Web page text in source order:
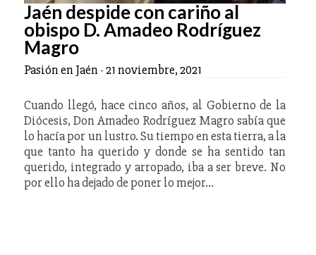
Jaén despide con cariño al
obispo D. Amadeo Rodríguez
Magro
Pasión en Jaén -21 noviembre, 2021
Cuando llegó, hace cinco años, al Gobierno de la
Diócesis, Don Amadeo Rodríguez Magro sabía que
lo hacía por un lustro. Su tiempo en esta tierra, a la
que tanto ha querido y donde se ha sentido tan
querido, integrado y arropado, iba a ser breve. No
por ello ha dejado de poner lo mejor…